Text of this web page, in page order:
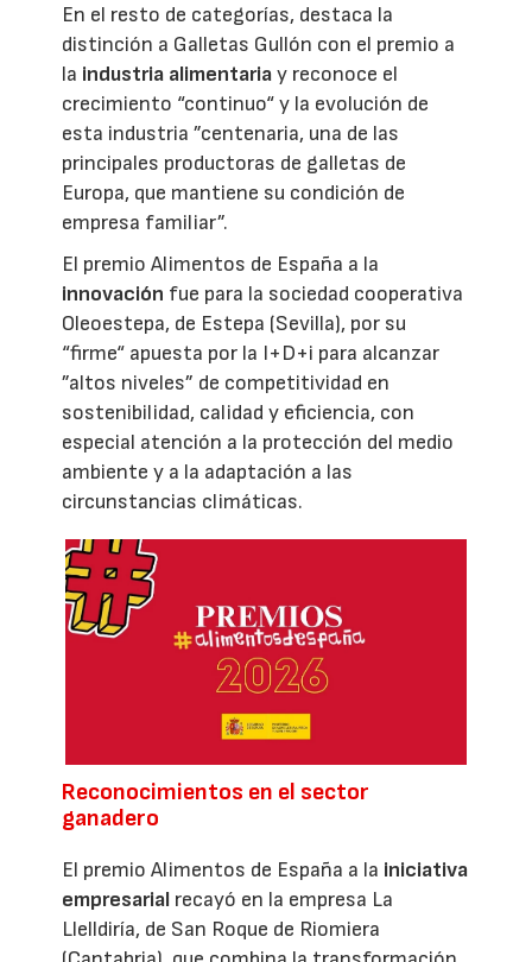
En el resto de categorías, destaca la
distinción a Galletas Gullón con el premio a
la industria alimentariay reconoce el
crecimiento “continuo“ y la evolución de
esta industria ”centenaria, una de las
principales productoras de galletas de
Europa, que mantiene su condición de
empresa familiar”.
El premio Alimentos de España a la
innovación fue para la sociedad cooperativa
Oleoestepa, de Estepa (Sevilla), por su
“firme“ apuesta por la I+D+i para alcanzar
”altos niveles” de competitividad en
sostenibilidad, calidad y eficiencia, con
especial atención a la protección del medio
ambiente y a la adaptación a las
circunstancias climáticas.
Reconocimientos en el sector
ganadero
El premio Alimentos de España a la iniciativa
empresarial recayó en la empresa La
Llelldiría, de San Roque de Riomiera